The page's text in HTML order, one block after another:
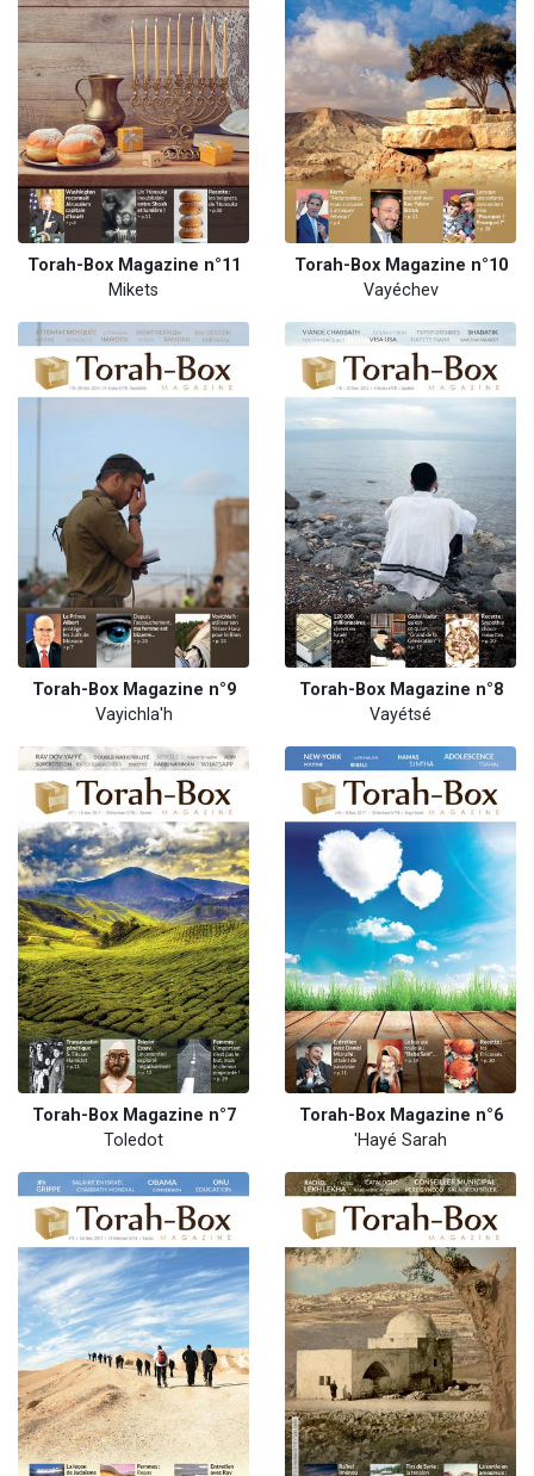
Torah-Box Magazine n°11
Mikets
Torah-Box Magazine n°10
Vayéchev
Torah-Box Magazine n°9
Vayichla'h
Torah-Box Magazine n°8
Vayétsé
Torah-Box Magazine n°7
Toledot
Torah-Box Magazine n°6
'Hayé Sarah